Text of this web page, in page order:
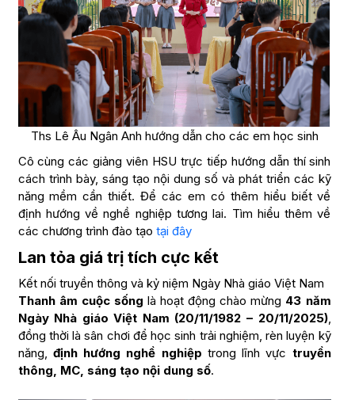
Ths Lê Âu Ngân Anh hướng dẫn cho các em học sinh
Cô cùng các giảng viên HSU trực tiếp hướng dẫn thí sinh
cách trình bày, sáng tạo nội dung số và phát triển các kỹ
năng mềm cần thiết. Để các em có thêm hiểu biết về
định hướng về nghề nghiệp tương lai. Tìm hiểu thêm về
các chương trình đào tạo tại đây
Lan tỏa giá trị tích cực kết
Kết nối truyền thông và kỷ niệm Ngày Nhà giáo Việt Nam
Thanh âm cuộc sống là hoạt động chào mừng 43 năm
Ngày Nhà giáo Việt Nam (20/11/1982 – 20/11/2025),
đồng thời là sân chơi để học sinh trải nghiệm, rèn luyện kỹ
năng, định hướng nghề nghiệp trong lĩnh vực truyền
thông, MC, sáng tạo nội dung số.